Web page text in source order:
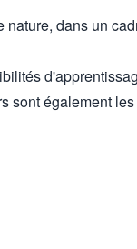
dans un
sont également